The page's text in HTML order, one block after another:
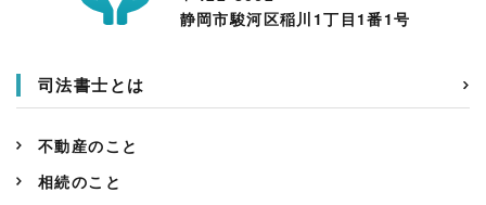
静岡市駿河区稲川1丁目1番1号
司法書士とは
不動産のこと
相続のこと